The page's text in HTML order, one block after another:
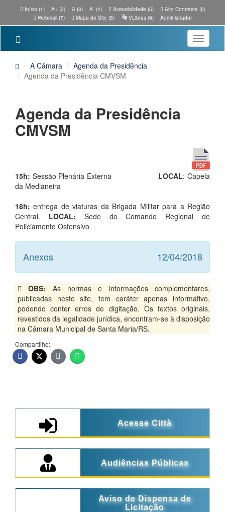
Início (1) A+ (2) A (3) A- (4) Acessibilidade (5)
Alto Contraste (6)
Webmail (7)
Mapa do Site (8) VLibras (9) Administrador
Toggle
A Câmara
Agenda da Presidência
Agenda da Presidência CMVSM
Agenda da Presidência
CMVSM
15h: Sessão Plenária Externa LOCAL: Capela
da Medianeira
18h: entrega de viaturas da Brigada Militar para a Região
Central. LOCAL: Sede do Comando Regional de
Policiamento Ostensivo
Anexos 12/04/2018
OBS: As normas e informações complementares,
publicadas neste site, tem caráter apenas informativo,
podendo conter erros de digitação. Os textos originais,
revestidos da legalidade jurídica, encontram-se à disposição
na Câmara Municipal de Santa Maria/RS.
Compartilhe:
Acesse Città
Audiências Públicas
Aviso de Dispensa de
Licitação